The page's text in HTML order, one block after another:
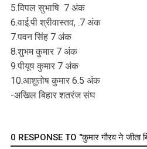
5.विपल सुभाषि 7 अंक
6.वाई.पी श्रीवास्तव, .7 अंक
7.पवन सिंह 7 अंक
8.शुभम कुमार 7 अंक
9.पीयूष कुमार 7 अंक
10.आशुतोष कुमार 6.5 अंक
-अखिल बिहार शतरंज संघ
0 RESPONSE TO "कुमार गौरव ने जीता